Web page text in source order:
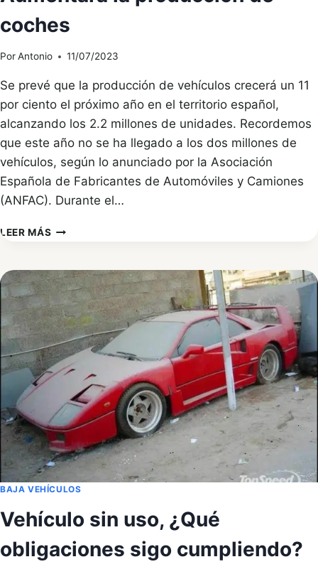
coches
PorAntonio 11/07/2023
Se prevé que la producción de vehículos crecerá un 11
por ciento el próximo año en el territorio español,
alcanzando los 2.2 millones de unidades. Recordemos
que este año no se ha llegado a los dos millones de
vehículos, según lo anunciado por la Asociación
Española de Fabricantes de Automóviles y Camiones
(ANFAC). Durante el…
LEER MÁS AUMENTARÁ
DE
COCHES
BAJA VEHÍCULOS
Vehículo sin uso, ¿Qué
obligaciones sigo cumpliendo?